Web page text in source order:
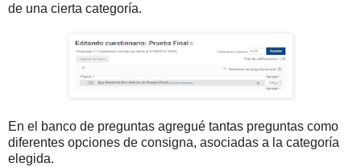
de una cierta categoría.
En el banco de preguntas agregué tantas preguntas como
diferentes opciones de consigna, asociadas a la categoría
elegida.